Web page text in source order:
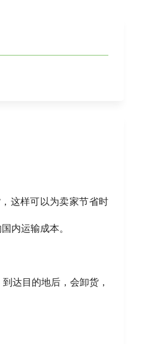
这样可以为卖家节省时
内运输成本。
达目的地后，会卸货，